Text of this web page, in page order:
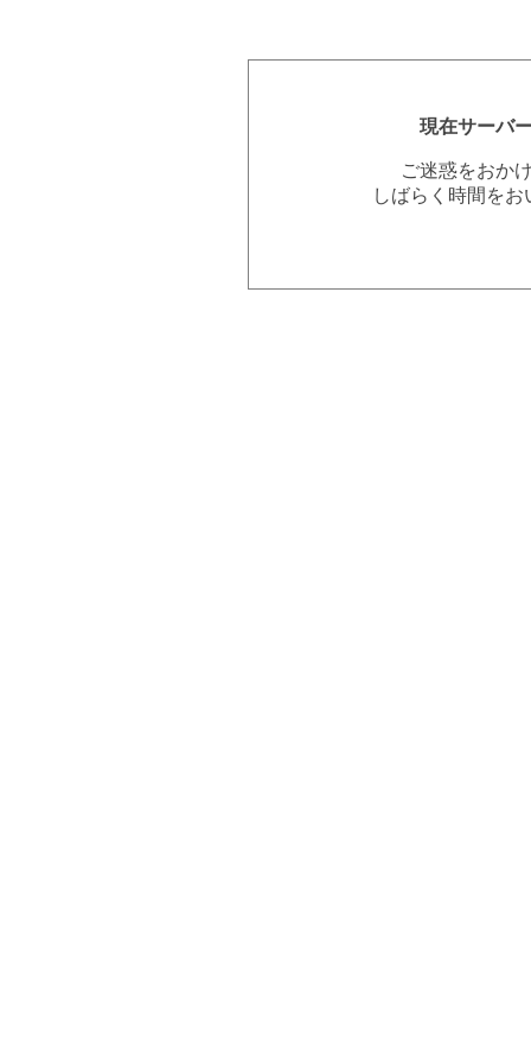
現在サーバ
ご迷惑をおか
しばらく時間を